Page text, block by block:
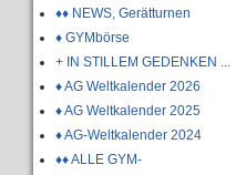
♦♦ NEWS, Gerätturnen
♦ GYMbörse
+ IN STILLEM GEDENKEN ...
♦ AG Weltkalender 2026
♦ AG Weltkalender 2025
♦ AG-Weltkalender 2024
♦♦ ALLE GYM-